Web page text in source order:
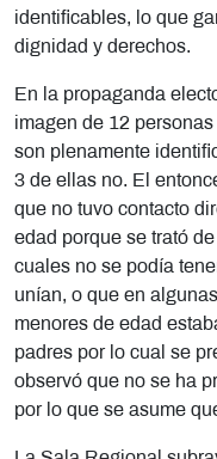
identificables, lo que
dignidad y derechos.
En la propaganda
imagen de 12
son plenamente
3 de ellas no. El
que no tuvo contacto
edad porque se trató
cuales no se podía
unían, o que en
menores de edad
padres por lo cual se
observó que no se ha
por lo que se asume